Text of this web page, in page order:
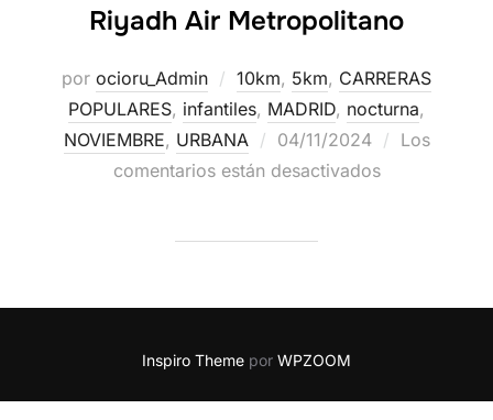
Riyadh Air Metropolitano
por ocioru_Admin 10km, 5km, CARRERAS
POPULARES, infantiles, MADRID, nocturna,
NOVIEMBRE, URBANA 04/11/2024
Los
comentarios están desactivados
Inspiro Theme por WPZOOM